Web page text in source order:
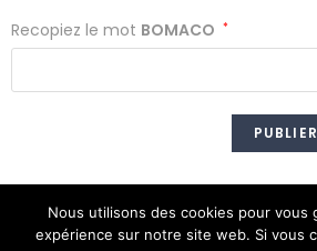
Recopiez le mot BOMACO *
Nous utilisons des cookies pour vous
expérience sur notre site web. Si vous